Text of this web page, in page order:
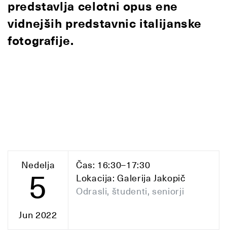
predstavlja celotni opus ene
vidnejših predstavnic italijanske
fotografije.
Nedelja
5
Jun 2022
Čas: 16:30–17:30
Lokacija: Galerija Jakopič
Odrasli, študenti, seniorji